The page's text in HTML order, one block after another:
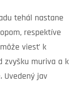
tehál nastane
respektíve
viesť k
zvyšku muriva a k
Uvedený jav